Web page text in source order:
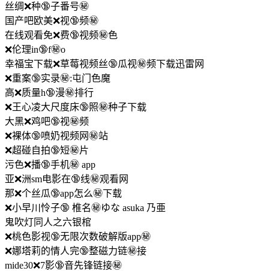
丝绸❌种🔞子番号㊙️
国产吧欧美❌视🔞频㊙️
在线观看免❌费🔞视频㊙️色
❌伦理in🔞f㊙️o
幸福宝下载❌草莓视频丝🔞瓜视㊙️频下载迅雷网
❌重案🔞实录㊙️:屯门色魔
高❌质量h🔞漫㊙️排行
❌王心凌大尺度床🔞照㊙️种子下载
大黑❌鸡吧🔞视㊙️频
❌裸体🔞喷奶视频网㊙️站
❌超碰自拍🔞短㊙️片
污色❌播🔞手机㊙️ app
亚❌洲sm电影在🔞线㊙️观看网
那❌个丝瓜🔞app怎么㊙️下载
❌小早川怜子🔞 椎名㊙️ゆな asuka 乃亜
鬼吹灯同人之六银棺
❌桃色影视🔞无限次数破解版app㊙️
❌娜塔莉的情人完🔞整磁力链㊙️接
mide30❌7影🔞音先锋链接㊙️